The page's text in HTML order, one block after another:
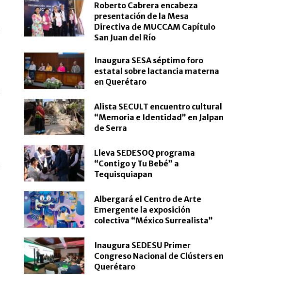
Roberto Cabrera encabeza
presentación de la Mesa
Directiva de MUCCAM Capítulo
San Juan del Río
Inaugura SESA séptimo foro
estatal sobre lactancia materna
en Querétaro
Alista SECULT encuentro cultural
“Memoria e Identidad” en Jalpan
de Serra
Lleva SEDESOQ programa
“Contigo y Tu Bebé” a
Tequisquiapan
Albergará el Centro de Arte
Emergente la exposición
colectiva “México Surrealista”
Inaugura SEDESU Primer
Congreso Nacional de Clústers en
Querétaro